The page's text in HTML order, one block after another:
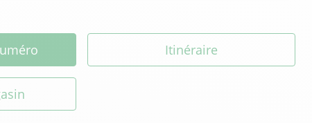
Itinéraire